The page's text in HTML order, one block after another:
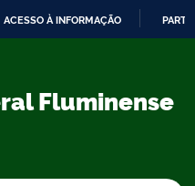
ACESSO À INFORMAÇÃO
Fluminense